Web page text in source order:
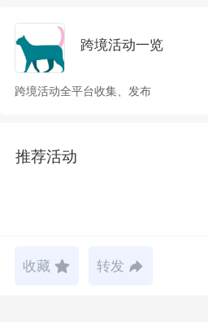
跨境活动一览
跨境活动全平台收集、发布
推荐活动
收藏 转发